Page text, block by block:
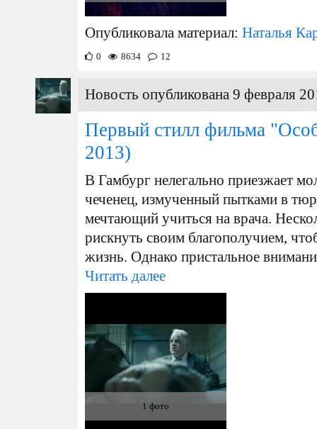
Опубликовала материал: Наталья
0 8634 12
Новость опубликована 9 февраля
Первый стилл фильма
2013)
В Гамбург нелегально приезжает
чеченец, измученный пытками в
мечтающий учиться на врача.
рискнуть своим благополучием,
жизнь. Однако пристальное
Читать далее
1 фото